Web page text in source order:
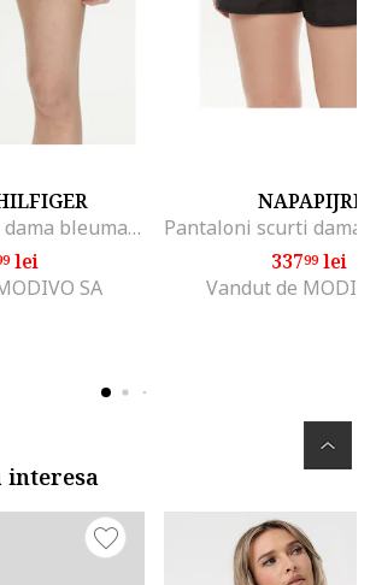
Pantaloni scurti dama bleumarin
lei
SA
NAPAPIJRI
33799lei
Vandut de
interesa